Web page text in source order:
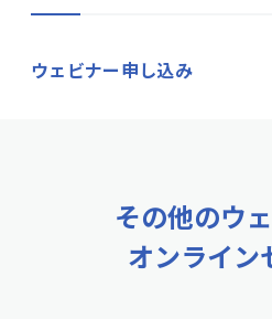
ウェビナー申し込み
その他のウ
オンライン